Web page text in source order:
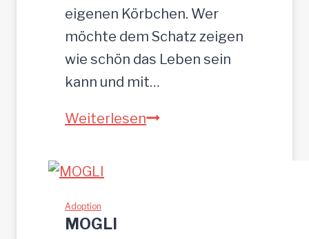
eigenen Körbchen. Wer
möchte dem Schatz zeigen
wie schön das Leben sein
kann und mit…
WeiterlesenZ
Adoption
MOGLI